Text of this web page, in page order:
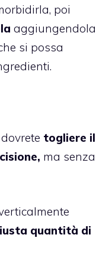
poi
aggiungendola
si possa
dovrete togliere il
ma senza
quantità di